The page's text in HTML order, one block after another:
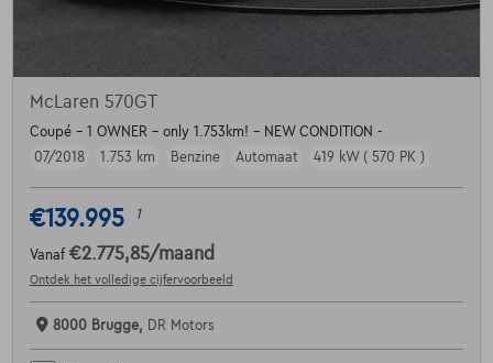
McLaren 570GT
Coupé - 1 OWNER - only 1.753km! - NEW CONDITION -
07/2018
1.753 km Benzine Automaat 419 kW ( 570 PK )
€139.995 1
Vanaf €2.775,85/maand
Ontdek het volledige cijfervoorbeeld
8000 Brugge, DR Motors